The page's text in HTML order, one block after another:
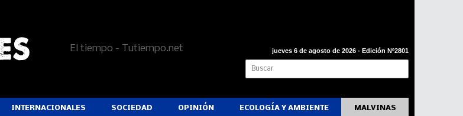
El tiempo - Tutiempo.net jueves 6 de agosto de 2026 - Edición Nº2801
INTERNACIONALES SOCIEDAD OPINIÓN ECOLOGÍA Y AMBIENTE MALVINAS